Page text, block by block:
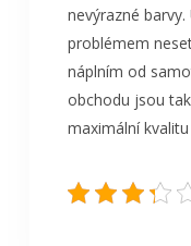
nevýrazné
problémem
náplním od
obchodu jsou
maximální